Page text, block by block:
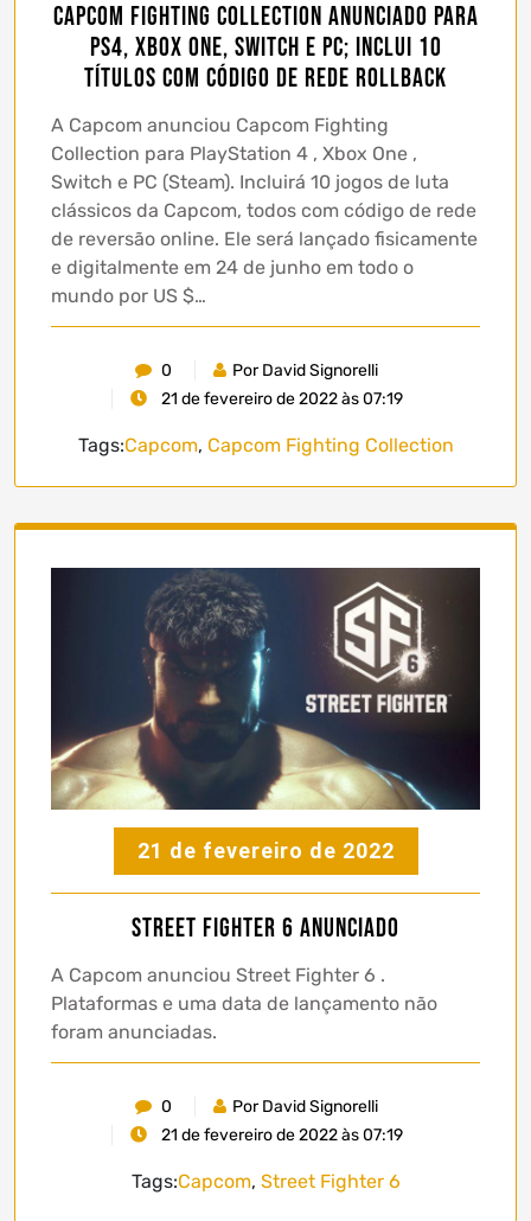
Capcom Fighting Collection anunciado para
PS4, Xbox One, Switch e PC; inclui 10
títulos com código de rede rollback
A Capcom anunciou Capcom Fighting
Collection para PlayStation 4 , Xbox One ,
Switch e PC (Steam). Incluirá 10 jogos de luta
clássicos da Capcom, todos com código de rede
de reversão online. Ele será lançado fisicamente
e digitalmente em 24 de junho em todo o
mundo por US $…
0
Por David Signorelli
21 de fevereiro de 2022 às 07:19
Tags:Capcom, Capcom Fighting Collection
21 de fevereiro de 2022
Street Fighter 6 anunciado
A Capcom anunciou Street Fighter 6 .
Plataformas e uma data de lançamento não
foram anunciadas.
0
Por David Signorelli
21 de fevereiro de 2022 às 07:19
Tags:Capcom, Street Fighter 6